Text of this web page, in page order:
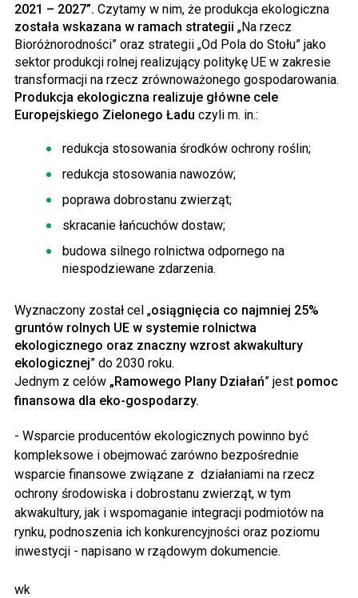
2021 – 2027”. Czytamy w nim, że produkcja ekologiczna
została wskazana w ramach strategii „Na rzecz
Bioróżnorodności” oraz strategii „Od Pola do Stołu” jako
sektor produkcji rolnej realizujący politykę UE w zakresie
transformacji na rzecz zrównoważonego gospodarowania.
Produkcja ekologiczna realizuje główne cele
Europejskiego Zielonego Ładu czyli m. in.:
redukcja stosowania środków ochrony roślin;
redukcja stosowania nawozów;
poprawa dobrostanu zwierząt;
skracanie łańcuchów dostaw;
budowa silnego rolnictwa odpornego na
niespodziewane zdarzenia.
Wyznaczony został cel „osiągnięcia co najmniej 25%
gruntów rolnych UE w systemie rolnictwa
ekologicznego oraz znaczny wzrost akwakultury
ekologicznej” do 2030 roku.
Jednym z celów „Ramowego Plany Działań” jest pomoc
finansowa dla eko-gospodarzy.
- Wsparcie producentów ekologicznych powinno być
kompleksowe i obejmować zarówno bezpośrednie
wsparcie finansowe związane z działaniami na rzecz
ochrony środowiska i dobrostanu zwierząt, w tym
akwakultury, jak i wspomaganie integracji podmiotów na
rynku, podnoszenia ich konkurencyjności oraz poziomu
inwestycji - napisano w rządowym dokumencie.
wk